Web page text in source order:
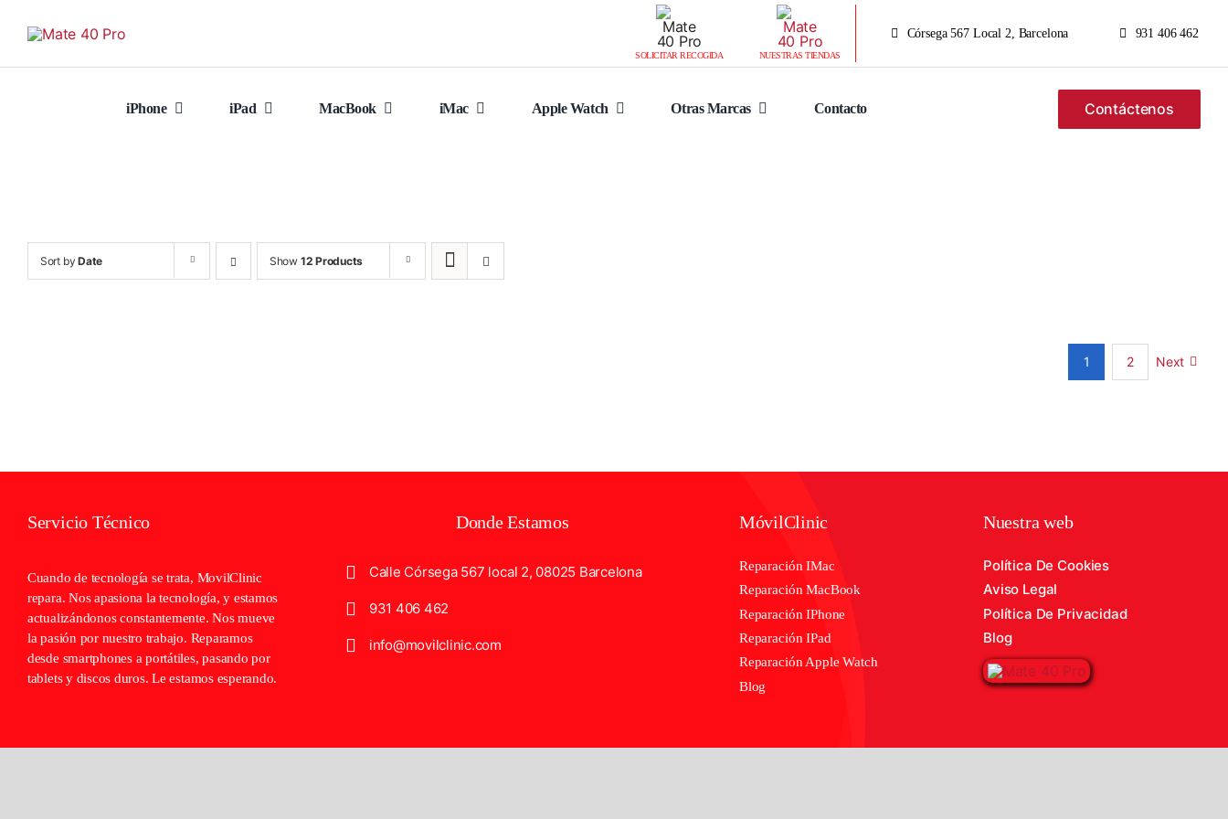
SOLICITAR RECOGIDA NUESTRAS TIENDAS
Córsega 567 Local 2, Barcelona 931 406 462
iPhone iPad MacBook iMac Apple Watch Otras Marcas Contacto Contáctenos
Sort byDate Show 12 Products
1 2 Next
Servicio Técnico
Cuando de tecnología se trata, MovilClinic
repara. Nos apasiona la tecnología, y estamos
actualizándonos constantemente. Nos mueve
la pasión por nuestro trabajo. Reparamos
desde smartphones a portátiles, pasando por
tablets y discos duros. Le estamos esperando.
Donde Estamos
Calle Córsega 567 local 2, 08025 Barcelona
931 406 462
info@movilclinic.com
MóvilClinic
Reparación IMac
Reparación MacBook
Reparación IPhone
Reparación IPad
Reparación Apple Watch
Blog
Nuestra web
Política De Cookies
Aviso Legal
Política De Privacidad
Blog